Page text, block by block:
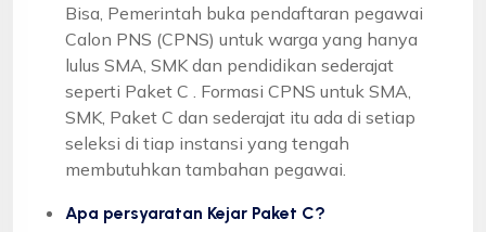
Bisa, Pemerintah buka pendaftaran pegawai
Calon PNS (CPNS) untuk warga yang hanya
lulus SMA, SMK dan pendidikan sederajat
seperti Paket C . Formasi CPNS untuk SMA,
SMK, Paket C dan sederajat itu ada di setiap
seleksi di tiap instansi yang tengah
membutuhkan tambahan pegawai.
Apa persyaratan Kejar Paket C?